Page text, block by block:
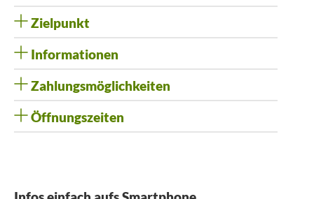
Zielpunkt
Informationen
Zahlungsmöglichkeiten
Öffnungszeiten